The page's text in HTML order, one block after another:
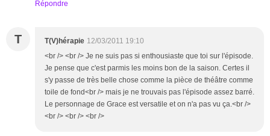
Répondre
T T(V)hérapie 12/03/2011 19:10
<br /> <br /> Je ne suis pas si enthousiaste que toi sur l'épisode.
Je pense que c'est parmis les moins bon de la saison. Certes il
s'y passe de très belle chose comme la pièce de théâtre comme
toile de fond<br /> mais je ne trouvais pas l'épisode assez barré.
Le personnage de Grace est versatile et on n'a pas vu ça.<br />
<br /> <br /> <br />